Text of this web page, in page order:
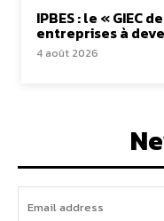
IPBES : le « GIEC
entreprises à
4 août 2026